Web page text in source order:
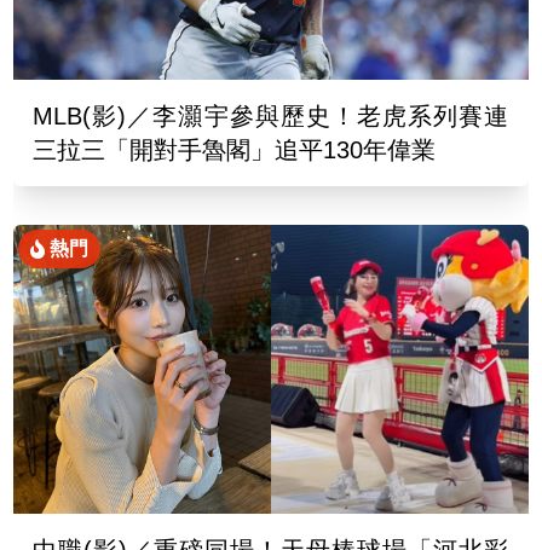
MLB(影)／李灝宇參與歷史！老虎系列賽連
三拉三「開對手魯閣」追平130年偉業
熱門